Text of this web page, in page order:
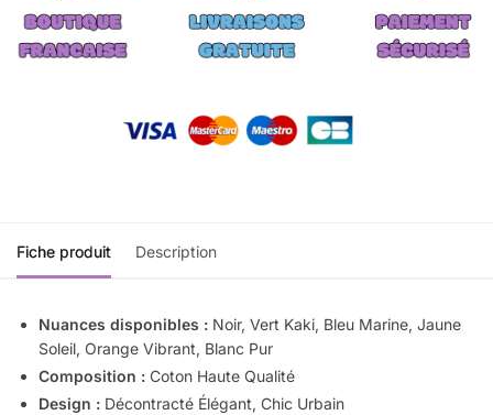
Fiche produit Description
Nuances disponibles : Noir, Vert Kaki, Bleu Marine, Jaune
Soleil, Orange Vibrant, Blanc Pur
Composition : Coton Haute Qualité
Design : Décontracté Élégant, Chic Urbain